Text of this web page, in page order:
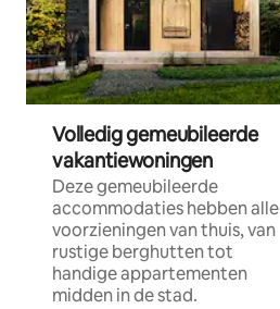
Volledig gemeubileerde
vakantiewoningen
Deze gemeubileerde
accommodaties hebben alle
voorzieningen van thuis, van
rustige berghutten tot
handige appartementen
midden in de stad.